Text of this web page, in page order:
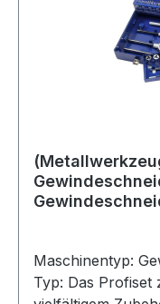
Maschinentyp:
Typ: Das Profiset